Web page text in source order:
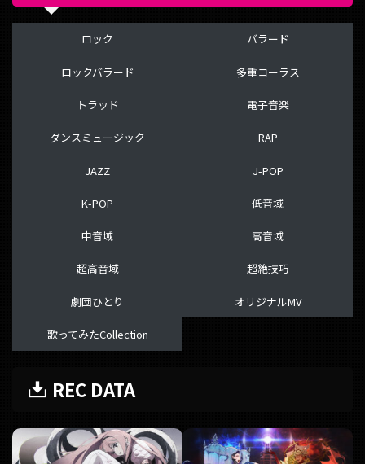
ロック
ロックバラード
トラッド
ダンスミュージック
JAZZ
K-POP
中音域
超高音域
劇団ひとり
歌ってみたCollection
バラード
多重コーラス
電子音楽
RAP
J-POP
低音域
高音域
超絶技巧
オリジナルMV
REC DATA